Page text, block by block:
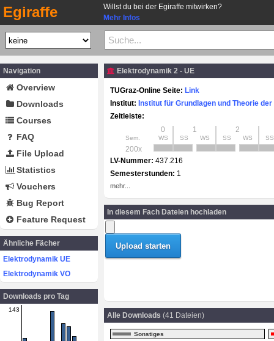
Egiraffe
Willst du bei der Egiraffe mitwirken?
Mehr Infos
Navigation
Overview
Downloads
Courses
FAQ
File Upload
Statistics
Vouchers
Bug Report
Feature Request
Ähnliche Fächer
Elektrodynamik UE
Elektrodynamik VO
Downloads pro Tag
143
Elektrodynamik 2 - UE
TUGraz-Online Seite: Link
Institut: Institut für Grundlagen und Theorie
Zeitleiste:
0
1 2
Sem. WS SS WS SS WS SS
200x
LV-Nummer: 437.216
Semesterstunden: 1
mehr...
In diesem Fach Dateien hochladen
Alle Downloads (41 Dateien)
Sonstiges